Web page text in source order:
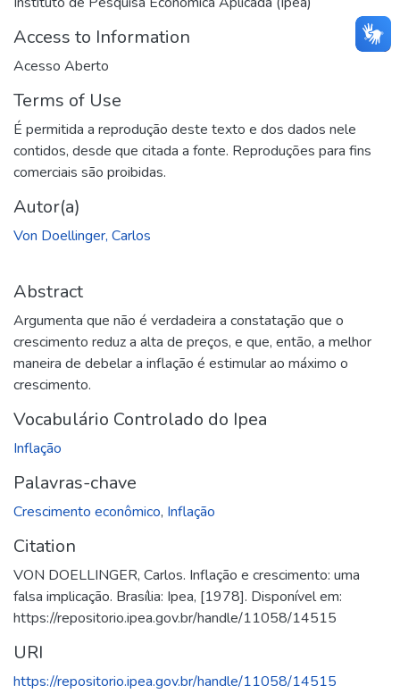
Access to Information
Acesso Aberto
Terms of Use
É permitida a reprodução deste texto e dos dados nele
contidos, desde que citada a fonte. Reproduções para fins
comerciais são proibidas.
Autor(a)
Von Doellinger, Carlos
Abstract
Argumenta que não é verdadeira a constatação que o
crescimento reduz a alta de preços, e que, então, a melhor
maneira de debelar a inflação é estimular ao máximo o
crescimento.
Vocabulário Controlado do Ipea
Inflação
Palavras-chave
Crescimento econômico, Inflação
Citation
VON DOELLINGER, Carlos. Inflação e crescimento: uma
falsa implicação. Brasília: Ipea, [1978]. Disponível em:
https://repositorio.ipea.gov.br/handle/11058/14515
URI
https://repositorio.ipea.gov.br/handle/11058/14515